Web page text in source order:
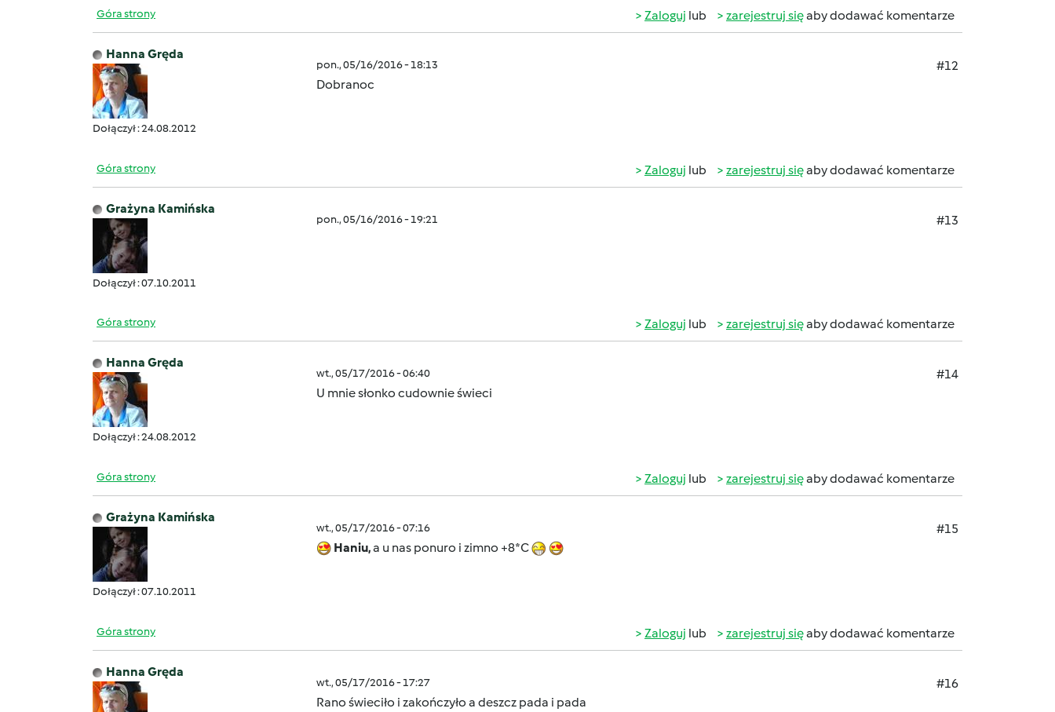
Góra strony Zaloguj lub zarejestruj sięaby dodawać komentarze
Hanna Gręda
Dołączył : 24.08.2012
pon., 05/16/2016 - 18:13
#12
Dobranoc
Góra strony Zaloguj lub zarejestruj sięaby dodawać komentarze
Grażyna Kamińska
Dołączył : 07.10.2011
pon., 05/16/2016 - 19:21 #13
Góra strony Zaloguj lub zarejestruj sięaby dodawać komentarze
Hanna Gręda
Dołączył : 24.08.2012
wt., 05/17/2016 - 06:40
#14
U mnie słonko cudownie świeci
Góra strony Zaloguj lub zarejestruj sięaby dodawać komentarze
Grażyna Kamińska
Dołączył : 07.10.2011
wt., 05/17/2016 - 07:16
#15
Haniu,a u nas ponuro i zimno +8*C
Góra strony Zaloguj lub zarejestruj sięaby dodawać komentarze
Hanna Gręda
wt., 05/17/2016 - 17:27
#16
Rano świeciło i zakończyło a deszcz pada i pada